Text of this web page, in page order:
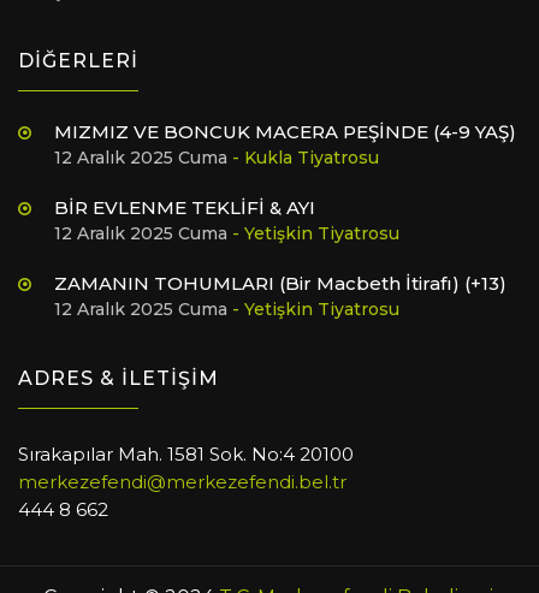
DİĞERLERİ
MIZMIZ VE BONCUK MACERA PEŞİNDE (4-9 YAŞ)
12 Aralık 2025 Cuma - Kukla Tiyatrosu
BİR EVLENME TEKLİFİ & AYI
12 Aralık 2025 Cuma - Yetişkin Tiyatrosu
ZAMANIN TOHUMLARI (Bir Macbeth İtirafı) (+13)
12 Aralık 2025 Cuma - Yetişkin Tiyatrosu
ADRES & İLETİŞİM
Sırakapılar Mah. 1581 Sok. No:4 20100
merkezefendi@merkezefendi.bel.tr
444 8 662